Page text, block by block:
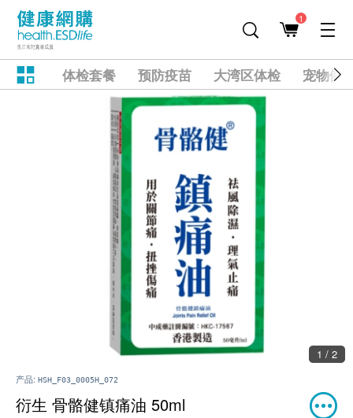
1
体检套餐 预防疫苗 大湾区体检 宠物健
1 / 2
产品: HSH_F03_0005H_072
衍生 骨骼健镇痛油 50ml